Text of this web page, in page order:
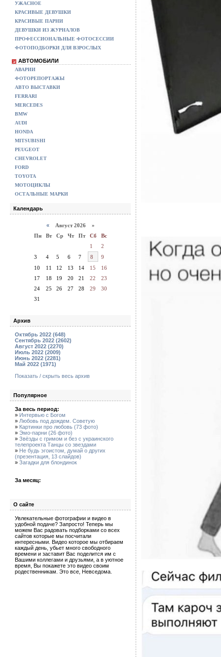
УЖАСНОЕ
КРАСИВЫЕ ДЕВУШКИ
КРАСИВЫЕ ПАРНИ
ДЕВУШКИ ИЗ ЖУРНАЛОВ
ПРОФЕССИОНАЛЬНЫЕ ФОТОСЕССИИ
ФОТОПОДБОРКИ ДЛЯ ВЗРОСЛЫХ
АВТОМОБИЛИ
АВАРИИ
ФОТОРЕПОРТАЖЫ
АВТО ВЫСТАВКИ
FERRARI
MERCEDES
BMW
AUDI
HONDA
MITSUBISHI
PEUGEOT
CHEVROLET
FORD
TOYOTA
МОТОЦИКЛЫ
ОСТАЛЬНЫЕ МАРКИ
Календарь
« Август 2026 »
Пн
Вт Ср Чт Пт Сб
Вс
1
2
3
4 5 6 7 8
9
10
11 12 13 14 15
16
17
18 19 20 21 22
23
24
25 26 27 28 29
30
31
Архив
Октябрь 2022 (648)
Сентябрь 2022 (2602)
Август 2022 (2270)
Июль 2022 (2009)
Июнь 2022 (2281)
Май 2022 (1971)
Показать / скрыть весь архив
Популярное
За весь период:
» Интервью с Богом
» Любовь под дождем. Советую
» Картинки про любовь (73 фото)
» Эмо-парни (26 фото)
» Звёзды с гримом и без с украинского
телепроекта Танцы со звездами
» Не будь эгоистом, думай о других
(презентация, 13 слайдов)
» Загадки для блондинок
За месяц:
О сайте
Увлекательные фотографии и видео в
удобной подаче? Запросто! Теперь мы
можем Вас радовать подборками со всех
сайтов которые мы посчитали
интересными. Видео которое мы отбираем
каждый день, убьет много свободного
времени и заставит Вас поделится им с
Вашими коллегами и друзьями, а в уютное
время, Вы покажете это видео своим
родественникам. Это все, Невседома.